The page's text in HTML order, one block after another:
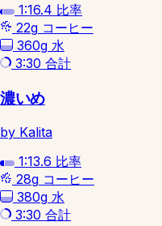
1:16.4 比率
22g コーヒー
360g 水
3:30 合計
濃いめ
by Kalita
1:13.6 比率
28g コーヒー
380g 水
3:30 合計